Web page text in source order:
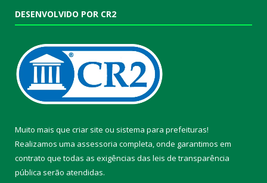
DESENVOLVIDO POR CR2
Muito mais que criar site ou sistema para prefeituras!
Realizamos uma assessoria completa, onde garantimos em
contrato que todas as exigências das leis de transparência
pública serão atendidas.